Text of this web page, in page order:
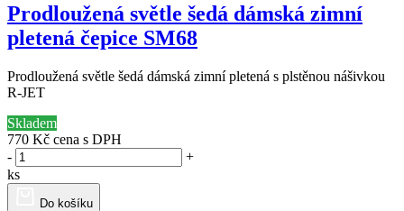
Prodloužená světle šedá dámská zimní
pletená čepice SM68
Prodloužená světle šedá dámská zimní pletená s plstěnou nášivkou
R-JET
Skladem
770 Kč cena s DPH
-
+
ks
Do košíku